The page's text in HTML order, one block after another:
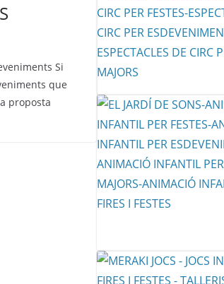
Si
que
proposta